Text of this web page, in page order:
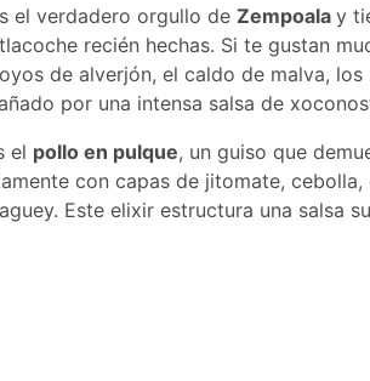
el verdadero orgullo de Zempoala y
recién hechas. Si te gustan
de alverjón, el caldo de malva,
por una intensa salsa de
el pollo en pulque, un guiso que
con capas de jitomate,
Este elixir estructura una salsa